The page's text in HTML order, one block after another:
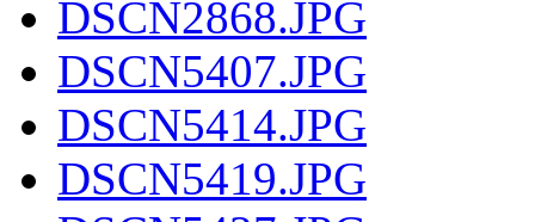
DSCN2868.JPG
DSCN5407.JPG
DSCN5414.JPG
DSCN5419.JPG